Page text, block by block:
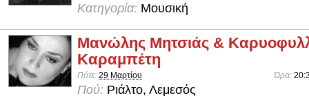
Κατηγορία: Μουσική
Μανώλης Μητσιάς &
Καραμπέτη
Πότε: 29 Μαρτίου Ώρα:
Πού: Ριάλτο, Λεμεσός